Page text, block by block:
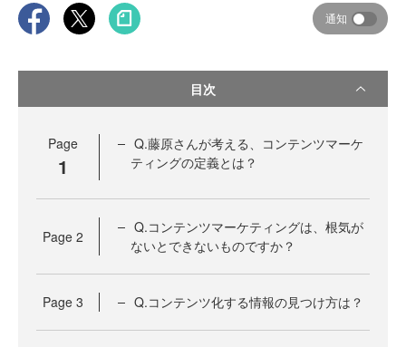
通知
目次
Page
1
Q.藤原さんが考える、コンテンツマーケ
ティングの定義とは？
Page 2
Q.コンテンツマーケティングは、根気が
ないとできないものですか？
Page 3 Q.コンテンツ化する情報の見つけ方は？